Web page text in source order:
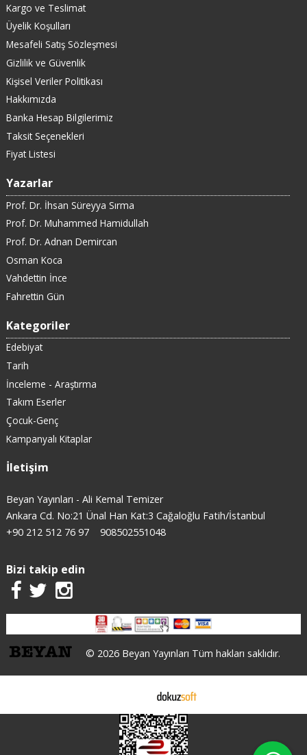
Kargo ve Teslimat
Üyelik Koşulları
Mesafeli Satış Sözleşmesi
Gizlilik ve Güvenlik
Kişisel Veriler Politikası
Hakkımızda
Banka Hesap Bilgilerimiz
Taksit Seçenekleri
Fiyat Listesi
Yazarlar
Prof. Dr. İhsan Süreyya Sırma
Prof. Dr. Muhammed Hamidullah
Prof. Dr. Adnan Demircan
Osman Koca
Vahdettin İnce
Fahrettin Gün
Kategoriler
Edebiyat
Tarih
İnceleme - Araştırma
Takım Eserler
Çocuk-Genç
Kampanyalı Kitaplar
İletişim
Beyan Yayınları - Ali Kemal Temizer
Ankara Cd. No:21 Ünal Han Kat:3 Cağaloğlu Fatih/İstanbul
+90 212 512 76 97
908502551048
Bizi takip edin
© 2026 Beyan Yayınları Tüm hakları saklıdır.